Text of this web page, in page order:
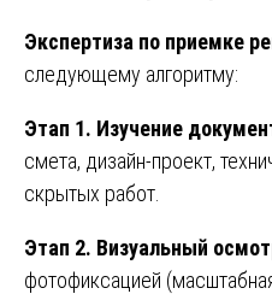
Экспертиза по приемке
следующему алгоритму:
Этап 1. Изучение
смета, дизайн-проект,
скрытых работ.
Этап 2. Визуальный
фотофиксацией